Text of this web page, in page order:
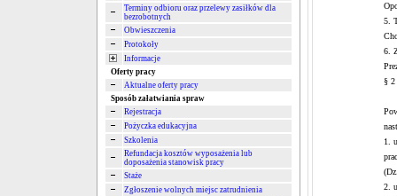
Terminy odbioru oraz przelewy zasiłków dla
bezrobotnych
Obwieszczenia
Protokoły
Informacje
Oferty pracy
Aktualne oferty pracy
Sposób załatwiania spraw
Rejestracja
Pożyczka edukacyjna
Szkolenia
Refundacja kosztów wyposażenia lub
doposażenia stanowisk pracy
Staże
Zgłoszenie wolnych miejsc zatrudnienia
5.
6.
§ 2
1.
2.